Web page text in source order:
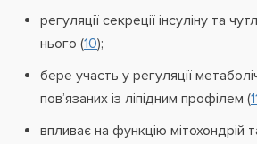
регуляції секреції інсуліну та
нього (10);
бере участь у регуляції
пов’язаних із ліпідним профілем (
впливає на функцію мітохондрій